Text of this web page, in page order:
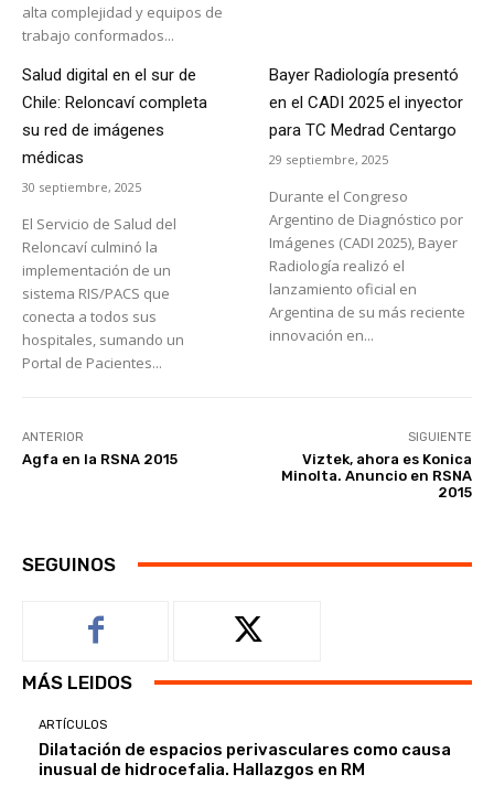
alta complejidad y equipos de
trabajo conformados...
Salud digital en el sur de
Chile: Reloncaví completa
su red de imágenes
médicas
30 septiembre, 2025
El Servicio de Salud del
Reloncaví culminó la
implementación de un
sistema RIS/PACS que
conecta a todos sus
hospitales, sumando un
Portal de Pacientes...
Bayer Radiología presentó
en el CADI 2025 el inyector
para TC Medrad Centargo
29 septiembre, 2025
Durante el Congreso
Argentino de Diagnóstico por
Imágenes (CADI 2025), Bayer
Radiología realizó el
lanzamiento oficial en
Argentina de su más reciente
innovación en...
ANTERIOR
Agfa en la RSNA 2015
SIGUIENTE
Viztek, ahora es Konica
Minolta. Anuncio en RSNA
2015
SEGUINOS
MÁS LEIDOS
ARTÍCULOS
Dilatación de espacios perivasculares como causa
inusual de hidrocefalia. Hallazgos en RM